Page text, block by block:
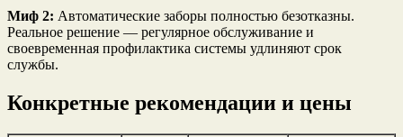
Миф 2: Автоматические заборы полностью безотказны.
Реальное решение — регулярное обслуживание и
своевременная профилактика системы удлиняют срок
службы.
Конкретные рекомендации и цены